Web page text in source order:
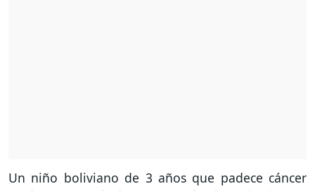
Un niño boliviano de 3 años que padece cáncer